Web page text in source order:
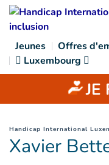
Goto main content
Jeunes Offres
Luxembourg
JE
You are here :
Handicap International
Xavier